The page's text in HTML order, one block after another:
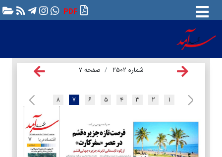
PDF
شماره ۲۵۰۲ صفحه ۷
۱ ۲ ۳ ۴ ۵ ۶ ۷ ۸